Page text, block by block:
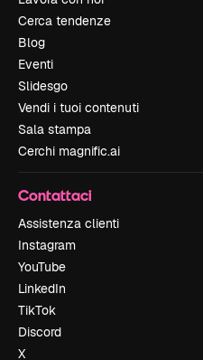
Cerca tendenze
Blog
Eventi
Slidesgo
Vendi i tuoi contenuti
Sala stampa
Cerchi magnific.ai
Contattaci
Assistenza clienti
Instagram
YouTube
LinkedIn
TikTok
Discord
X